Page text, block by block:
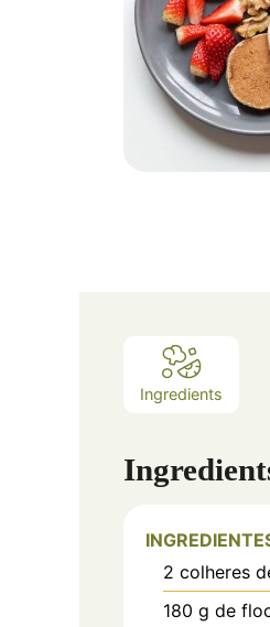
Ingredients
2 colheres
180 g de